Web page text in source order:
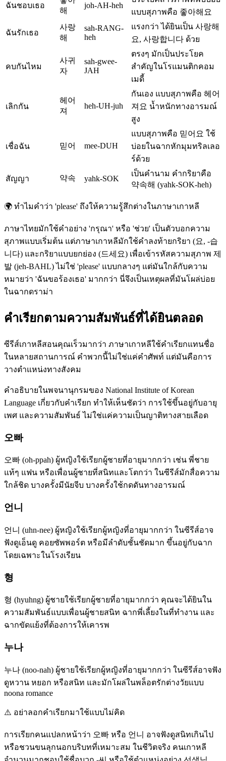
ฉันชอบเธอ
해
joh-AH-heh
แบบสุภาพคือ 좋아해요
ฉันรักเธอ
사랑
해
sah-RANG-
heh
แรงกว่า ได้ยินเป็น 사랑해
요, 사랑합니다 ด้วย
คบกันไหม
사귀
자
sah-gwee-
JAH
ตรงๆ มักเป็นประโยค
สำคัญในโรแมนติกคอม
เมดี้
เลิกกัน
헤어
져
heh-UH-juh
กันเอง แบบสุภาพคือ 헤어
져요 น้ำหนักทางอารมณ์
สูง
เชื่อฉัน 믿어 mee-DUH
แบบสุภาพคือ 믿어요 ใช้
บ่อยในฉากหักมุมทริลเลอ
ร์ด้วย
สัญญา 약속 yahk-SOK
เป็นคำนาม คำกริยาคือ
약속해 (yahk-SOK-heh)
🌍 ทำไมคำว่า 'please' ถึงให้ความรู้สึกต่างในภาษาเกาหลี
ภาษาไทยมักใช้คำอย่าง 'กรุณา' หรือ 'ช่วย' เป็นตัวบอกความ
สุภาพแบบเริ่มต้น แต่ภาษาเกาหลีมักใช้คำลงท้ายกริยา (요, -습
니다) และกริยาแบบยกย่อง (드세요) เพื่อเข้ารหัสความสุภาพ 제
발 (jeh-BAHL) ไม่ใช่ 'please' แบบกลางๆ แต่มันใกล้กับความ
หมายว่า 'ฉันขอร้องเธอ' มากกว่า นี่จึงเป็นเหตุผลที่มันโผล่บ่อย
ในฉากดราม่า
คำเรียกตามความสัมพันธ์ที่ได้ยินตลอด
ซีรีส์เกาหลีสอนคุณเร็วมากว่า ภาษาเกาหลีใช้คำเรียกแทนชื่อ
ในหลายสถานการณ์ คำพวกนี้ไม่ใช่แค่คำศัพท์ แต่มันคือการ
วางตำแหน่งทางสังคม
คำอธิบายในพจนานุกรมของ National Institute of Korean
Language เกี่ยวกับคำเรียก ทำให้เห็นชัดว่า การใช้ขึ้นอยู่กับอายุ
เพศ และความสัมพันธ์ ไม่ใช่แค่ความเป็นญาติทางสายเลือด
오빠
오빠 (oh-ppah) ผู้หญิงใช้เรียกผู้ชายที่อายุมากกว่า เช่น พี่ชาย
แท้ๆ แฟน หรือเพื่อนผู้ชายที่สนิทและโตกว่า ในซีรีส์มักสื่อความ
ใกล้ชิด บางครั้งมีนัยจีบ บางครั้งใช้กดดันทางอารมณ์
언니
언니 (uhn-nee) ผู้หญิงใช้เรียกผู้หญิงที่อายุมากกว่า ในซีรีส์อาจ
ฟังดูเอ็นดู คอยซัพพอร์ต หรือมีลำดับชั้นชัดมาก ขึ้นอยู่กับฉาก
โดยเฉพาะในโรงเรียน
형
형 (hyuhng) ผู้ชายใช้เรียกผู้ชายที่อายุมากกว่า คุณจะได้ยินใน
ความสัมพันธ์แบบเพื่อนผู้ชายสนิท ฉากพี่เลี้ยงในที่ทำงาน และ
ฉากขัดแย้งที่ต้องการให้เคารพ
누나
누나 (noo-nah) ผู้ชายใช้เรียกผู้หญิงที่อายุมากกว่า ในซีรีส์อาจฟัง
ดูหวาน หยอก หรือสนิท และมักโผล่ในพล็อตรักต่างวัยแบบ
noona romance
⚠️ อย่าลอกคำเรียกมาใช้แบบไม่คิด
การเรียกคนแปลกหน้าว่า 오빠 หรือ 언니 อาจฟังดูสนิทเกินไป
หรือชวนขนลุกนอกบริบทที่เหมาะสม ในชีวิตจริง คนเกาหลี